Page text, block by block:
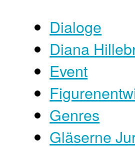
Dialoge
Diana
Event
Genres
Gläserne